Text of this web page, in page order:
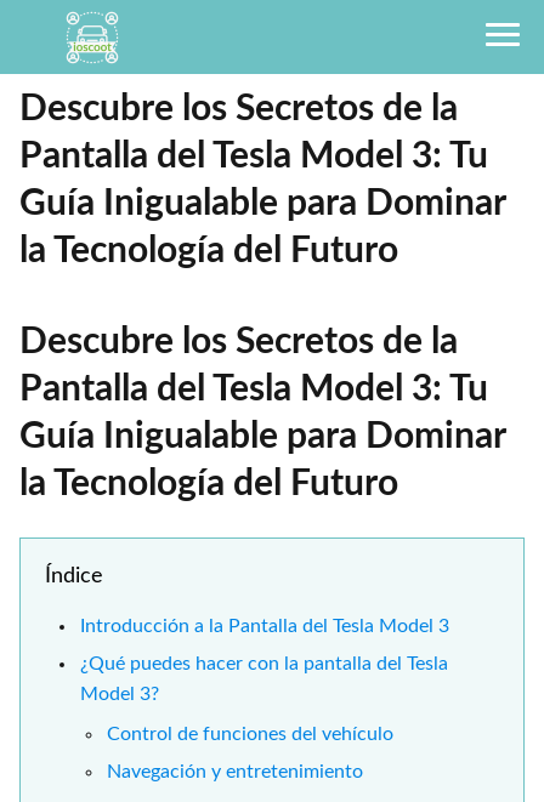
Descubre los Secretos de la
Pantalla del Tesla Model 3: Tu
Guía Inigualable para Dominar
la Tecnología del Futuro
Descubre los Secretos de la
Pantalla del Tesla Model 3: Tu
Guía Inigualable para Dominar
la Tecnología del Futuro
Índice
Introducción a la Pantalla del Tesla Model 3
¿Qué puedes hacer con la pantalla del Tesla
Model 3?
Control de funciones del vehículo
Navegación y entretenimiento